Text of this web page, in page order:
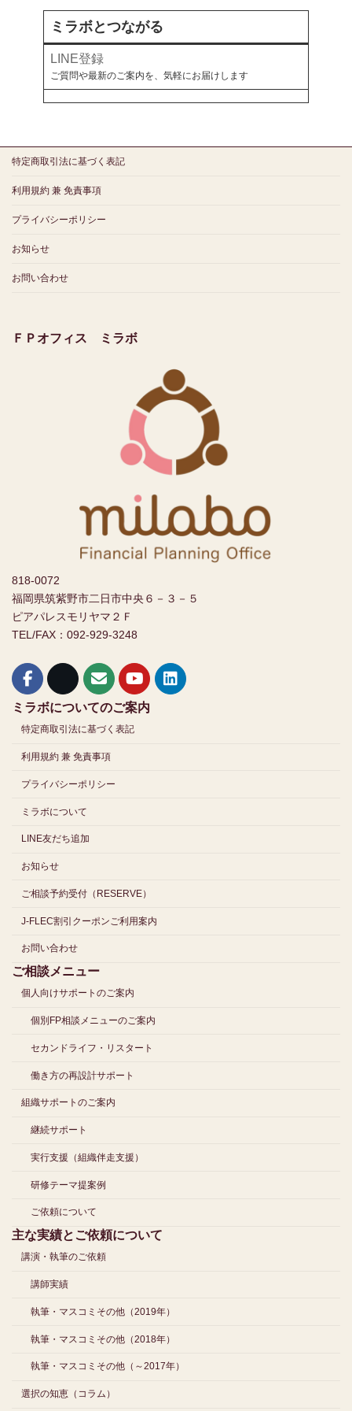
ミラボとつながる
LINE登録
ご質問や最新のご案内を、気軽にお届けします
特定商取引法に基づく表記
利用規約 兼 免責事項
プライバシーポリシー
お知らせ
お問い合わせ
ＦＰオフィス ミラボ
818-0072
福岡県筑紫野市二日市中央６－３－５
ピアパレスモリヤマ２Ｆ
TEL/FAX：092-929-3248
ミラボについてのご案内
特定商取引法に基づく表記
利用規約 兼 免責事項
プライバシーポリシー
ミラボについて
LINE友だち追加
お知らせ
ご相談予約受付（RESERVE）
J-FLEC割引クーポンご利用案内
お問い合わせ
ご相談メニュー
個人向けサポートのご案内
個別FP相談メニューのご案内
セカンドライフ・リスタート
働き方の再設計サポート
組織サポートのご案内
継続サポート
実行支援（組織伴走支援）
研修テーマ提案例
ご依頼について
主な実績とご依頼について
講演・執筆のご依頼
講師実績
執筆・マスコミその他（2019年）
執筆・マスコミその他（2018年）
執筆・マスコミその他（～2017年）
選択の知恵（コラム）